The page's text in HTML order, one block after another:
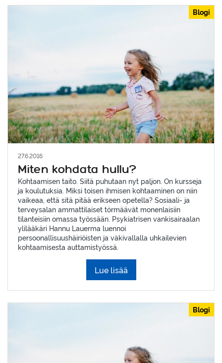
Blogi
27.6.2016
Miten kohdata hullu?
Kohtaamisen taito. Siitä puhutaan nyt paljon. On kursseja
ja koulutuksia. Miksi toisen ihmisen kohtaaminen on niin
vaikeaa, että sitä pitää erikseen opetella? Sosiaali- ja
terveysalan ammattilaiset törmäävät monenlaisiin
tilanteisiin omassa työssään. Psykiatrisen vankisairaalan
ylilääkäri Hannu Lauerma luennoi
persoonallisuushäiriöisten ja väkivallalla uhkailevien
kohtaamisesta auttamistyössä.
Lue lisää
Blogi